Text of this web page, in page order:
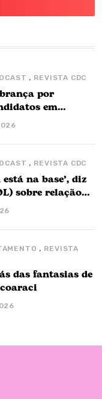
, REVISTA CDC
por
em
alertam
, REVISTA CDC
na base’, diz
sobre relação
, REVISTA
das fantasias de